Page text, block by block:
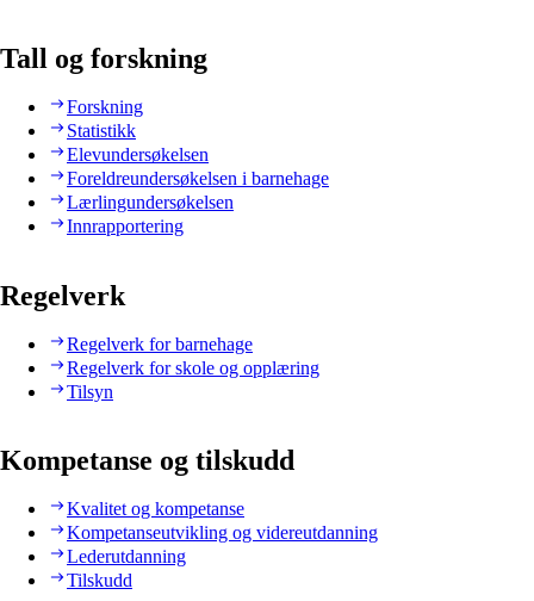
Tall og forskning
Forskning
Statistikk
Elevundersøkelsen
Foreldreundersøkelsen i barnehage
Lærlingundersøkelsen
Innrapportering
Regelverk
Regelverk for barnehage
Regelverk for skole og opplæring
Tilsyn
Kompetanse og tilskudd
Kvalitet og kompetanse
Kompetanseutvikling og videreutdanning
Lederutdanning
Tilskudd